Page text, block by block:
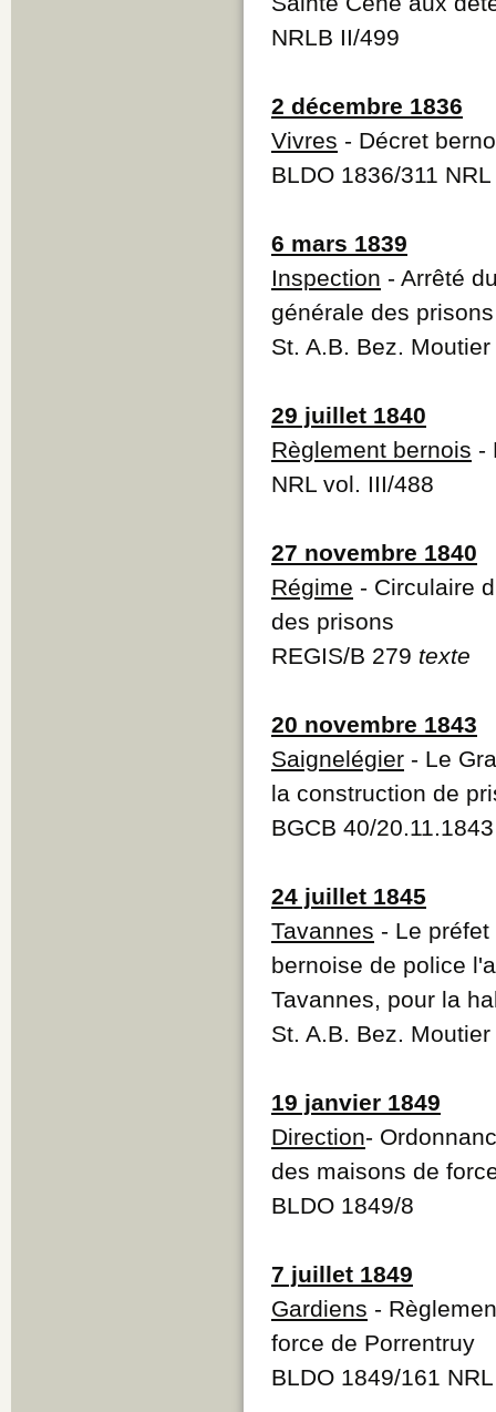
NRLB II/499
2 décembre 1836
Vivres - Décret
BLDO 1836/311
6 mars 1839
Inspection - Arrêté
générale des prisons
St. A.B. Bez.
29 juillet 1840
Règlement bernois -
NRL vol. III/488
27 novembre 1840
Régime - Circulaire
des prisons
REGIS/B 279 texte
20 novembre 1843
Saignelégier - Le
la construction de
BGCB 40/20.11.1843
24 juillet 1845
Tavannes - Le
bernoise de police
Tavannes, pour la
St. A.B. Bez.
19 janvier 1849
Direction-
des maisons de
BLDO 1849/8
7 juillet 1849
Gardiens -
force de Porrentruy
BLDO 1849/161